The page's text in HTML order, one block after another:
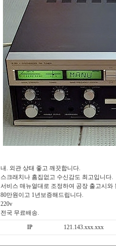
내. 외관 상태 좋고 깨끗합니다.
스크래치나 흠집없고 수신감도 최고입니다.
서비스 매뉴얼대로 조정하여 공장 출고시와
80만원이고 1년보증해드립니다.
220v
전국 무료배송.
IP 121.143.xxx.xxx